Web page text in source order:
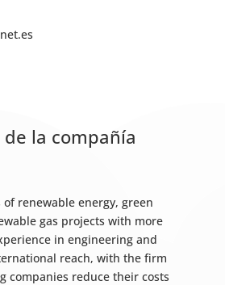
la compañía
of renewable energy, green
gas projects with more
in engineering and
reach, with the firm
companies reduce their costs